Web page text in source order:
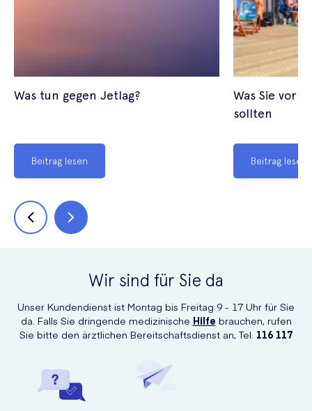
Was tun gegen Jetlag?
Beitrag lesen
Was Sie vor
sollten
Beitrag lesen
Wir sind für Sie da
Unser Kundendienst ist Montag bis Freitag 9 - 17 Uhr für Sie
da. Falls Sie dringende medizinische Hilfe brauchen, rufen
Sie bitte den ärztlichen Bereitschaftsdienst an, Tel. 116 117